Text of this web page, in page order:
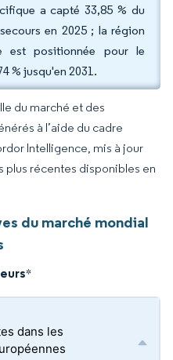
a capté 33,85 % du
en 2025 ; la région
est positionnée pour le
% jusqu'en 2031.
du marché et des
à l’aide du cadre
Intelligence, mis à jour
plus récentes disponibles en
du marché mondial
*
dans les